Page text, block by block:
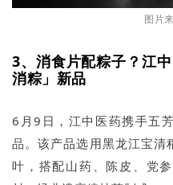
图片
3、消食片配粽子？江
消粽」新品
6月9日，江中医药携手五
品。该产品选用黑龙江宝清
叶，搭配山药、陈皮、党